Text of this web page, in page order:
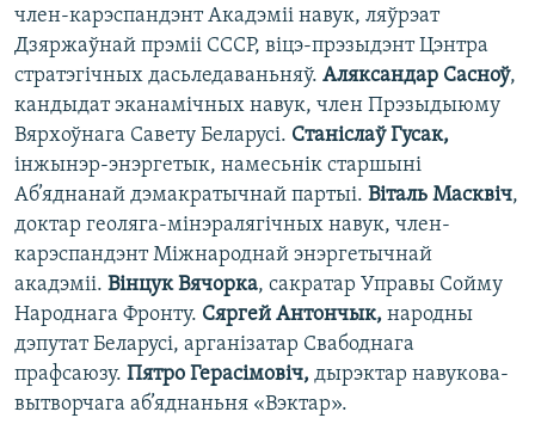
член-карэспандэнт Акадэміі навук, ляўрэат
Дзяржаўнай прэміі СССР, віцэ-прэзыдэнт Цэнтра
стратэгічных дасьледаваньняў. Аляксандар Сасноў,
кандыдат эканамічных навук, член Прэзыдыюму
Вярхоўнага Савету Беларусі. Станіслаў Гусак,
інжынэр-энэргетык, намесьнік старшыні
Аб’яднанай дэмакратычнай партыі. Віталь Масквіч,
доктар геоляга-мінэралягічных навук, член-
карэспандэнт Міжнароднай энэргетычнай
акадэміі. Вінцук Вячорка, сакратар Управы Сойму
Народнага Фронту. Сяргей Антончык, народны
дэпутат Беларусі, арганізатар Свабоднага
прафсаюзу. Пятро Герасімовіч, дырэктар навукова-
вытворчага аб’яднаньня «Вэктар».